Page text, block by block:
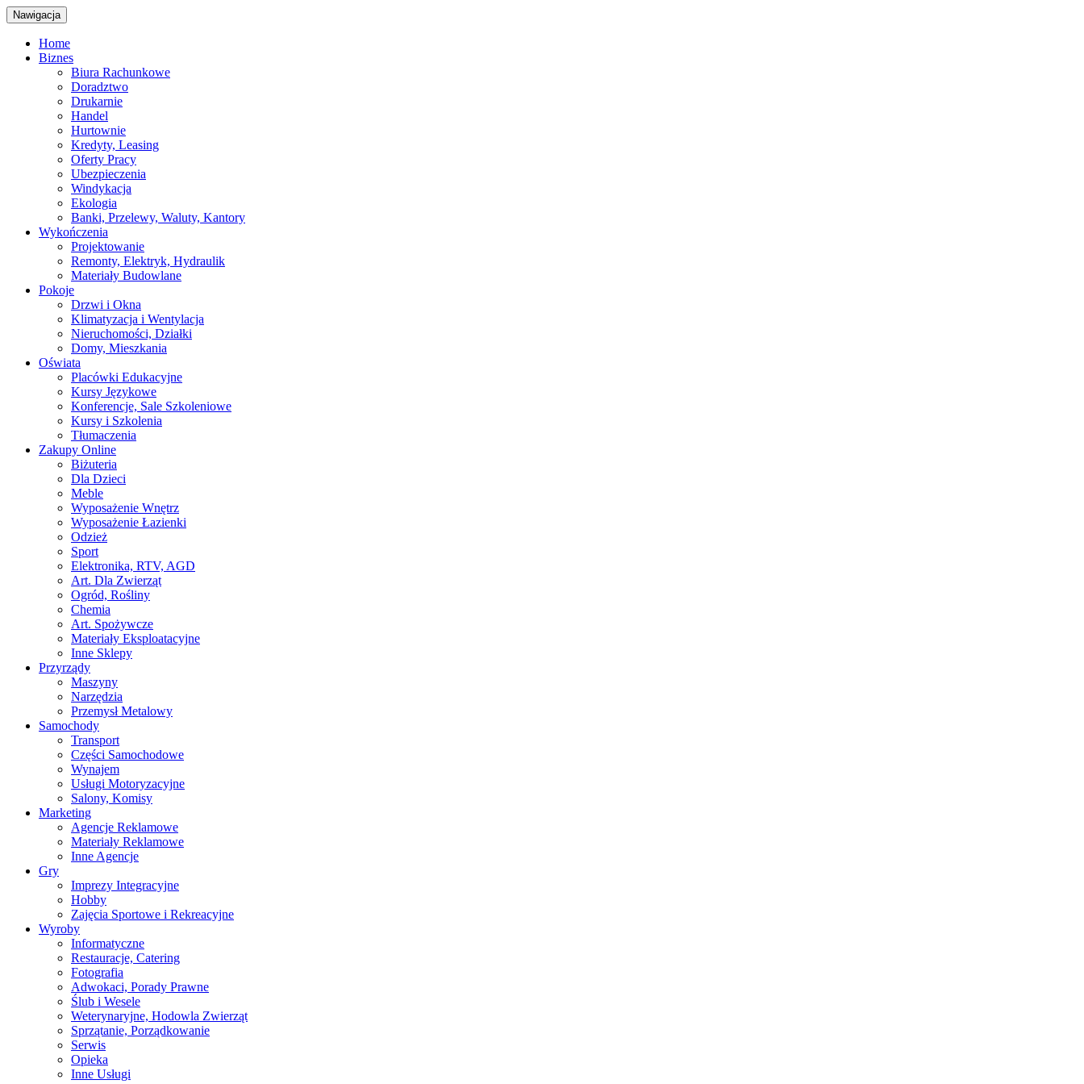
Nawigacja
Home
Biznes
Biura Rachunkowe
Doradztwo
Drukarnie
Handel
Hurtownie
Kredyty, Leasing
Oferty Pracy
Ubezpieczenia
Windykacja
Ekologia
Banki, Przelewy, Waluty, Kantory
Wykończenia
Projektowanie
Remonty, Elektryk, Hydraulik
Materiały Budowlane
Pokoje
Drzwi i Okna
Klimatyzacja i Wentylacja
Nieruchomości, Działki
Domy, Mieszkania
Oświata
Placówki Edukacyjne
Kursy Językowe
Konferencje, Sale Szkoleniowe
Kursy i Szkolenia
Tłumaczenia
Zakupy Online
Biżuteria
Dla Dzieci
Meble
Wyposażenie Wnętrz
Wyposażenie Łazienki
Odzież
Sport
Elektronika, RTV, AGD
Art. Dla Zwierząt
Ogród, Rośliny
Chemia
Art. Spożywcze
Materiały Eksploatacyjne
Inne Sklepy
Przyrządy
Maszyny
Narzędzia
Przemysł Metalowy
Samochody
Transport
Części Samochodowe
Wynajem
Usługi Motoryzacyjne
Salony, Komisy
Marketing
Agencje Reklamowe
Materiały Reklamowe
Inne Agencje
Gry
Imprezy Integracyjne
Hobby
Zajęcia Sportowe i Rekreacyjne
Wyroby
Informatyczne
Restauracje, Catering
Fotografia
Adwokaci, Porady Prawne
Ślub i Wesele
Weterynaryjne, Hodowla Zwierząt
Sprzątanie, Porządkowanie
Serwis
Opieka
Inne Usługi